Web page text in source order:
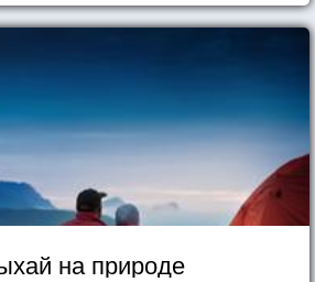
на природе